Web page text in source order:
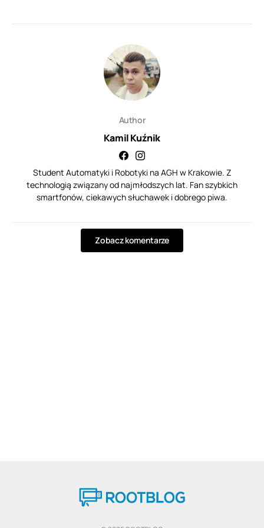
Author
Kamil Kuźnik
Student Automatyki i Robotyki na AGH w Krakowie. Z
technologią związany od najmłodszych lat. Fan szybkich
smartfonów, ciekawych słuchawek i dobrego piwa.
Zobacz komentarze